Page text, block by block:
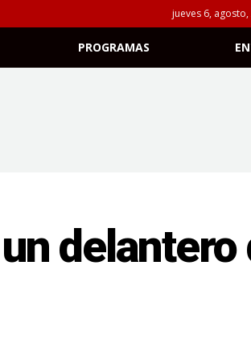
jueves 6,
PROGRAMAS
delantero